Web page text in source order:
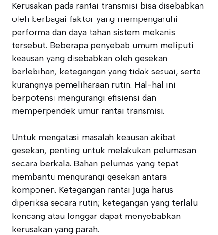
Kerusakan pada rantai transmisi bisa disebabkan
oleh berbagai faktor yang mempengaruhi
performa dan daya tahan sistem mekanis
tersebut. Beberapa penyebab umum meliputi
keausan yang disebabkan oleh gesekan
berlebihan, ketegangan yang tidak sesuai, serta
kurangnya pemeliharaan rutin. Hal-hal ini
berpotensi mengurangi efisiensi dan
memperpendek umur rantai transmisi.
Untuk mengatasi masalah keausan akibat
gesekan, penting untuk melakukan pelumasan
secara berkala. Bahan pelumas yang tepat
membantu mengurangi gesekan antara
komponen. Ketegangan rantai juga harus
diperiksa secara rutin; ketegangan yang terlalu
kencang atau longgar dapat menyebabkan
kerusakan yang parah.